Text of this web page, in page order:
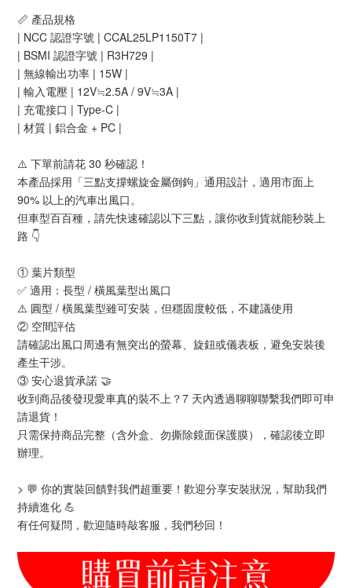
📏 產品規格
| NCC 認證字號 | CCAL25LP1150T7 |
| BSMI 認證字號 | R3H729 |
| 無線輸出功率 | 15W |
| 輸入電壓 | 12V≒2.5A / 9V≒3A |
| 充電接口 | Type-C |
| 材質 | 鋁合金 + PC |
⚠️ 下單前請花 30 秒確認！
本產品採用「三點支撐螺旋金屬倒鉤」通用設計，適用市面上
90% 以上的汽車出風口。
但車型百百種，請先快速確認以下三點，讓你收到貨就能秒裝上
路 👇
① 葉片類型
✅ 適用：長型 / 橫風葉型出風口
⚠️ 圓型 / 橫風葉型雖可安裝，但穩固度較低，不建議使用
② 空間評估
請確認出風口周邊有無突出的螢幕、旋鈕或儀表板，避免安裝後
產生干涉。
③ 安心退貨承諾 🤝
收到商品後發現愛車真的裝不上？7 天內透過聊聊聯繫我們即可申
請退貨！
只需保持商品完整（含外盒、勿撕除鏡面保護膜），確認後立即
辦理。
> 💬 你的實裝回饋對我們超重要！歡迎分享安裝狀況，幫助我們
持續進化 💪
有任何疑問，歡迎隨時敲客服，我們秒回！